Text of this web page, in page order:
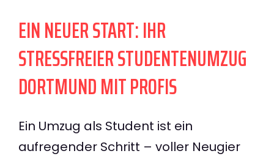
EIN NEUER START: IHR
STRESSFREIER STUDENTENUMZUG
DORTMUND MIT PROFIS
Ein Umzug als Student ist ein
aufregender Schritt – voller Neugier